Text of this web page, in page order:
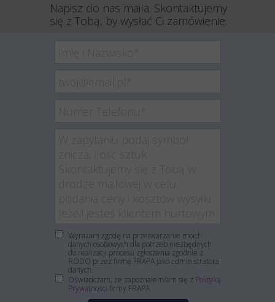
Napisz do nas maila. Skontaktujemy
się z Tobą, by wysłać Ci zamówienie.
Wyrażam zgodę na przetwarzanie moich
danych osobowych dla potrzeb niezbędnych
do realizacji procesu zgłoszenia zgodnie z
RODO przez firmę FRAPA jako administratora
danych.
Oświadczam, że zapoznałem/am się z Polityką
Prywatności firmy FRAPA